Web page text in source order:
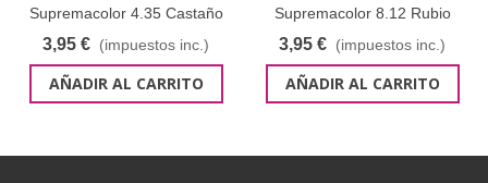
Supremacolor 4.35 Castaño
Chocolate Rojizo 60 ml
3,95 € (impuestos inc.)
AÑADIR AL CARRITO
Supremacolor 8.12 Rubio
claro ceniza iridescente 60 ml
3,95 € (impuestos inc.)
AÑADIR AL CARRITO